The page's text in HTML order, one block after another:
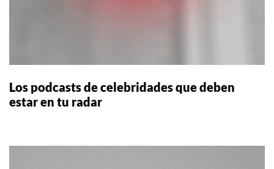
Los podcasts de celebridades que deben
estar en tu radar